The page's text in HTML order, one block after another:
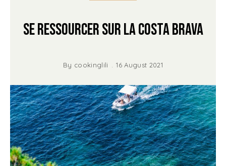
Se ressourcer sur la Costa Brava
By cookinglili 16 August 2021